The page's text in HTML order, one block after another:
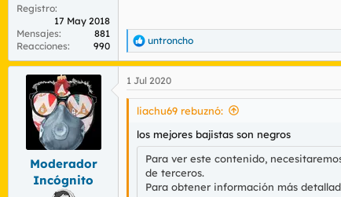
Registro
17 May 2018
Mensajes
881
Reacciones
990
R
e
a
c
c
e
untroncho
Moderador
Incógnito
1 Jul 2020
liachu69 rebuznó:
los mejores bajistas son negros
Para ver este contenido,
de terceros.
Para obtener información más